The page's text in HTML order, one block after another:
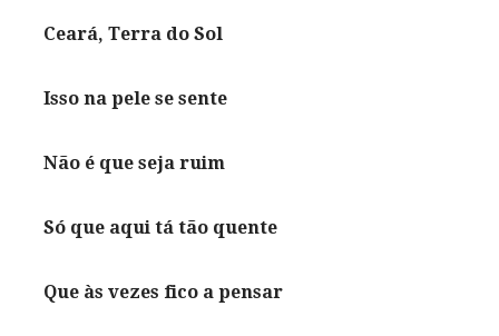
Ceará, Terra do Sol
Isso na pele se sente
Não é que seja ruim
Só que aqui tá tão quente
Que às vezes fico a pensar